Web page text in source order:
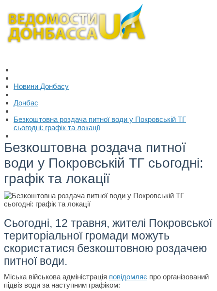
Новини Донбасу
Донбас
Безкоштовна роздача питної води у Покровській ТГ
сьогодні: графік та локації
Безкоштовна роздача питної
води у Покровській ТГ сьогодні:
графік та локації
Сьогодні, 12 травня, жителі Покровської
територіальної громади можуть
скористатися безкоштовною роздачею
питної води.
Міська військова адміністрація повідомляє про організований
підвіз води за наступним графіком: